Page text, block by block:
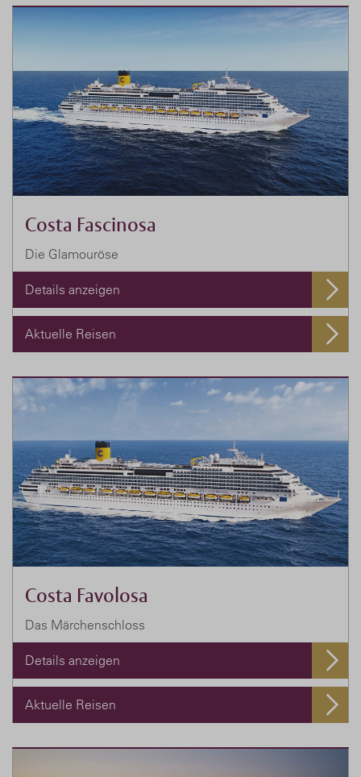
Costa Fascinosa
Die Glamouröse
Details anzeigen
Aktuelle Reisen
Costa Favolosa
Das Märchenschloss
Details anzeigen
Aktuelle Reisen